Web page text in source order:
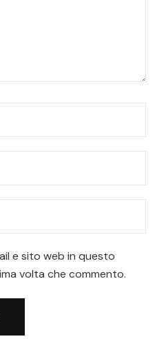
e sito web in questo
volta che commento.